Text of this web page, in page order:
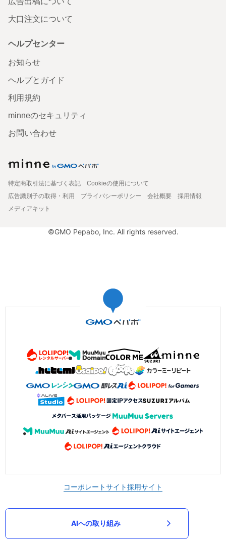
大口注文について
ヘルプセンター
お知らせ
ヘルプとガイド
利用規約
minneのセキュリティ
お問い合わせ
特定商取引法に基づく表記
Cookieの使用について
広告識別子の取得・利用
プライバシーポリシー 会社概要
採用情報
メディアキット
©GMO Pepabo, Inc. All rights reserved.
コーポレートサイト採用サイト
AIへの取り組み